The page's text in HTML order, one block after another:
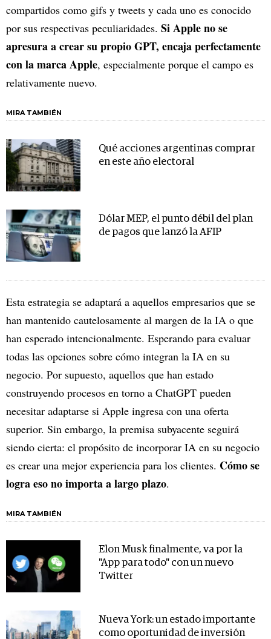
compartidos como gifs y tweets y cada uno es conocido
por sus respectivas peculiaridades. Si Apple no se
apresura a crear su propio GPT, encaja perfectamente
con la marca Apple, especialmente porque el campo es
relativamente nuevo.
MIRA TAMBIÉN
Qué acciones argentinas comprar
en este año electoral
Dólar MEP, el punto débil del plan
de pagos que lanzó la AFIP
Esta estrategia se adaptará a aquellos empresarios que se
han mantenido cautelosamente al margen de la IA o que
han esperado intencionalmente. Esperando para evaluar
todas las opciones sobre cómo integran la IA en su
negocio. Por supuesto, aquellos que han estado
construyendo procesos en torno a ChatGPT pueden
necesitar adaptarse si Apple ingresa con una oferta
superior. Sin embargo, la premisa subyacente seguirá
siendo cierta: el propósito de incorporar IA en su negocio
es crear una mejor experiencia para los clientes. Cómo se
logra eso no importa a largo plazo.
MIRA TAMBIÉN
Elon Musk finalmente, va por la
"App para todo" con un nuevo
Twitter
Nueva York: un estado importante
como oportunidad de inversión